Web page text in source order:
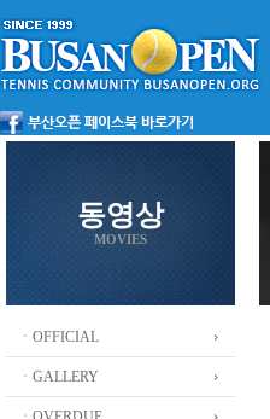
동영상
MOVIES
ㆍOFFICIAL
ㆍGALLERY